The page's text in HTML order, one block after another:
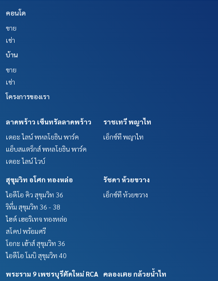
คอนโด
ขาย
เช่า
บ้าน
ขาย
เช่า
โครงการของเรา
ลาดพร้าว เซ็นทรัลลาดพร้าว
เดอะ ไลน์ พหลโยธิน พาร์ค
แอ็บสแตร็กส์ พหลโยธิน พาร์ค
เดอะ ไลน์ ไวบ์
ราชเทวี พญาไท
เอ็กซ์ที พญาไท
สุขุมวิท อโศก ทองหล่อ
ไอดีโอ คิว สุขุมวิท 36
ริทึ่ม สุขุมวิท 36 - 38
ไฮด์ เฮอริเทจ ทองหล่อ
สโคป พร้อมศรี
โอกะ เฮ้าส์ สุขุมวิท 36
ไอดีโอ โมบิ สุขุมวิท 40
รัชดา ห้วยขวาง
เอ็กซ์ที ห้วยขวาง
พระราม 9 เพชรบุรีตัดใหม่ RCA คลองเตย กล้วยน้ำไท